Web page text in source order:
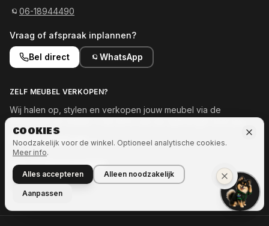
06-18944490
Vraag of afspraak inplannen?
Bel direct WhatsApp
ZELF MEUBEL VERKOPEN?
Wij halen op, stylen en verkopen jouw meubel via de
Meld je meubel aan →
OOK INTERESSE IN MEER?
Naar Ozze.Shop →
COOKIES
Noodzakelijk voor de winkel. Optioneel analytische cookies.
Meer info.
Alles accepteren Alleen noodzakelijk
Aanpassen